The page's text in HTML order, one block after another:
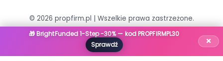
© 2026 propfirm.pl | Wszelkie prawa zastrzeżone.
🎁 BrightFunded 1-Step -30% — kod PROPFIRMPL30
Sprawdź
×